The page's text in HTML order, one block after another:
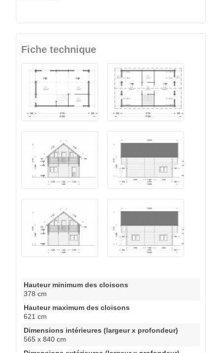
Fiche technique
Hauteur minimum des cloisons
378 cm
Hauteur maximum des cloisons
621 cm
Dimensions intérieures (largeur x profondeur)
565 x 840 cm